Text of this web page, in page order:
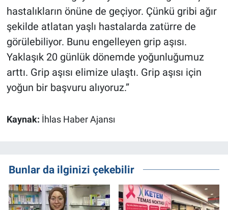
hastalıkların önüne de geçiyor. Çünkü gribi ağır
şekilde atlatan yaşlı hastalarda zatürre de
görülebiliyor. Bunu engelleyen grip aşısı.
Yaklaşık 20 günlük dönemde yoğunluğumuz
arttı. Grip aşısı elimize ulaştı. Grip aşısı için
yoğun bir başvuru alıyoruz.”
Kaynak: İhlas Haber Ajansı
Bunlar da ilginizi çekebilir